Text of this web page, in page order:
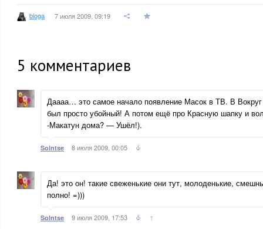
bloga 7 июля 2009, 09:19
5 комментариев
Даааа… это самое начало появление Масок в ТВ. В
был просто убойный! А потом ещё про Красную шапку и
-Макатун дома? — Ушёл!).
Solntse 8 июля 2009, 00:05
Да! это он! такие свеженькие они тут, молоденькие,
полно! =)))
Solntse 9 июля 2009, 17:53 ↑